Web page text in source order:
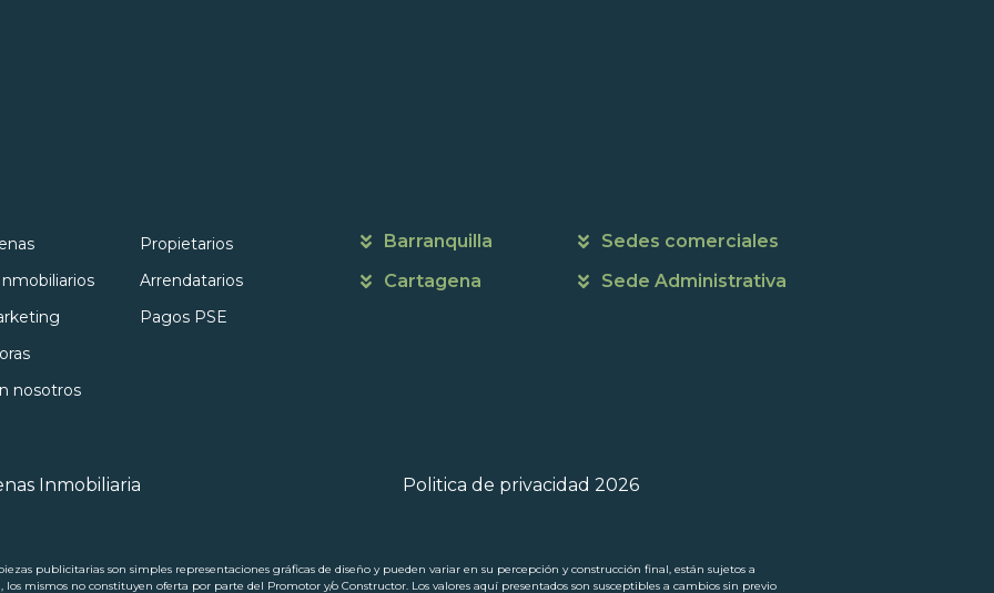
nosotros
Propietarios
Arrendatarios
Pagos PSE
Barranquilla
Cartagena
Sedes comerciales
Sede Administrativa
Inmobiliaria Politica de privacidad 2026
publicitarias son simples representaciones gráficas de diseño y pueden variar en su percepción y construcción final, están sujetos a
mismos no constituyen oferta por parte del Promotor y/o Constructor. Los valores aquí presentados son susceptibles a cambios sin previo